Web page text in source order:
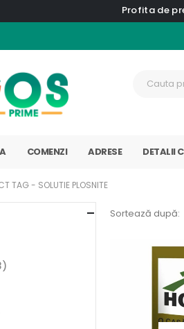
Profita de
COMENZI ADRESE DETALII
TAG - SOLUTIE PLOSNITE
Sortează după: